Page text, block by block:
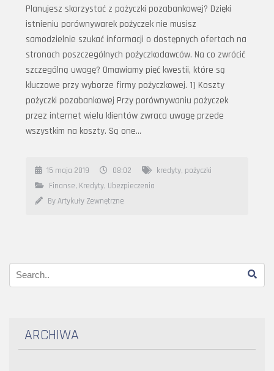
Planujesz skorzystać z pożyczki pozabankowej? Dzięki
istnieniu porównywarek pożyczek nie musisz
samodzielnie szukać informacji o dostępnych ofertach na
stronach poszczególnych pożyczkodawców. Na co zwrócić
szczególną uwagę? Omawiamy pięć kwestii, które są
kluczowe przy wyborze firmy pożyczkowej. 1) Koszty
pożyczki pozabankowej Przy porównywaniu pożyczek
przez internet wielu klientów zwraca uwagę przede
wszystkim na koszty. Są one…
15 maja 2019 08:02 kredyty, pożyczki
Finanse, Kredyty, Ubezpieczenia
By Artykuły Zewnętrzne
ARCHIWA